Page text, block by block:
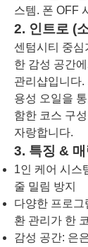
스템. 폰 OFF
2. 인트로 (
센텀시티 중심
한 감성 공간
관리샵입니다
용성 오일을
함한 코스 구
자랑합니다.
3. 특징 &
1인 케어 시스
줄 밀림 방지
다양한 프로그
환 관리가 한
감성 공간: 은